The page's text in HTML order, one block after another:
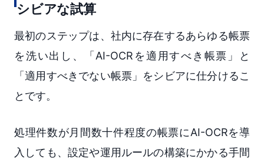
シビアな試算
最初のステップは、社内に存在するあらゆる帳票
を洗い出し、「AI-OCRを適用すべき帳票」と
「適用すべきでない帳票」をシビアに仕分けるこ
とです。
処理件数が月間数十件程度の帳票にAI-OCRを導
入しても、設定や運用ルールの構築にかかる手間